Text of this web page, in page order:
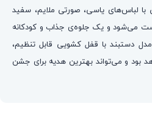
لباس‌های یاسی، صورتی ملایم، سفید
می‌شود و یک جلوه‌ی جذاب و کودکانه
دستبند با قفل کشویی قابل تنظیم،
بود و می‌تواند بهترین هدیه برای جشن